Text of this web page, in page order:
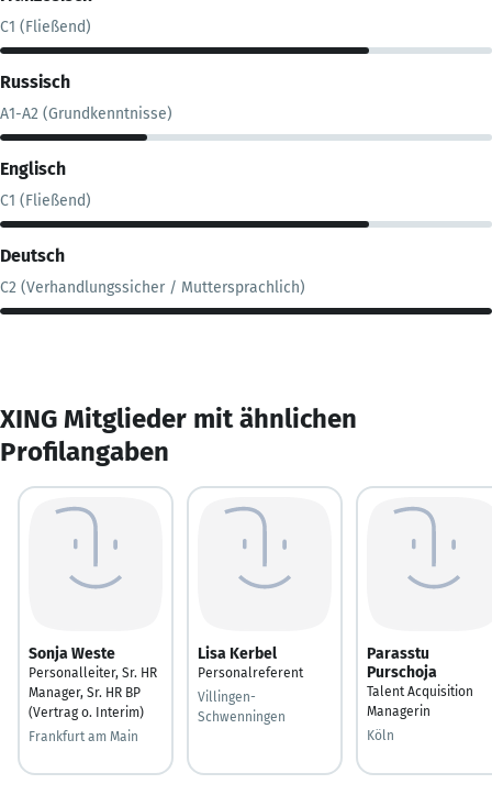
C1 (Fließend)
Russisch
A1-A2 (Grundkenntnisse)
Englisch
C1 (Fließend)
Deutsch
C2 (Verhandlungssicher / Muttersprachlich)
XING Mitglieder mit ähnlichen
Profilangaben
Sonja Weste
Personalleiter, Sr. HR
Manager, Sr. HR BP
(Vertrag o. Interim)
Frankfurt am Main
Lisa Kerbel
Personalreferent
Villingen-
Schwenningen
Parasstu
Purschoja
Talent Acquisition
Managerin
Köln